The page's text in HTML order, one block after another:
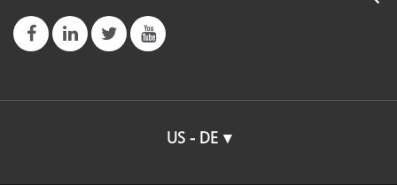
US - DE